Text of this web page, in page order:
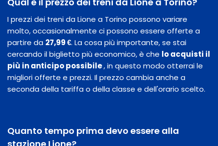
I prezzi dei treni da Lione a Torino possono variare
molto, occasionalmente ci possono essere offerte a
partire da 27,99 €. La cosa più importante, se stai
cercando il biglietto più economico, è che lo acquisti il
​​più in anticipo possibile, in questo modo otterrai le
migliori offerte e prezzi. Il prezzo cambia anche a
seconda della tariffa o della classe e dell'orario scelto.
Quanto tempo prima devo essere alla